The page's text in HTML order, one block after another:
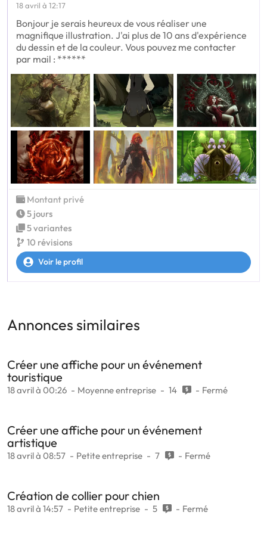
18 avril à 12:17
Bonjour je serais heureux de vous réaliser une
magnifique illustration. J'ai plus de 10 ans d'expérience
du dessin et de la couleur. Vous pouvez me contacter
par mail : ******
Montant privé
5 jours
5 variantes
10 révisions
Voir le profil
Annonces similaires
Créer une affiche pour un événement
touristique
18 avril à 00:26 Moyenne entreprise 14 Fermé
Créer une affiche pour un événement
artistique
18 avril à 08:57 Petite entreprise 7 Fermé
Création de collier pour chien
18 avril à 14:57 Petite entreprise 5 Fermé